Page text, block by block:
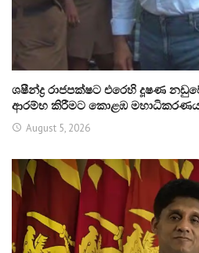
ශෂීන්ද්‍ර රාජපක්ෂට එරෙහි දූෂණ
ආරම්භ කිරීමට කොළඹ
August 5, 2026